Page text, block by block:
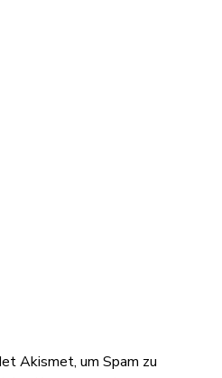
Akismet, um Spam zu